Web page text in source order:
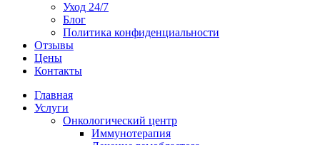
Уход 24/7
Блог
Политика конфиденциальности
Отзывы
Цены
Контакты
Главная
Услуги
Онкологический центр
Иммунотерапия